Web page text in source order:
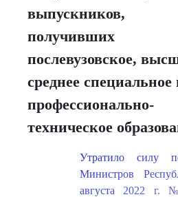
выпускников,
получивших
послевузовское,
среднее специальное
профессионально-
техническое
Утратило силу
Министров
августа 2022 г.